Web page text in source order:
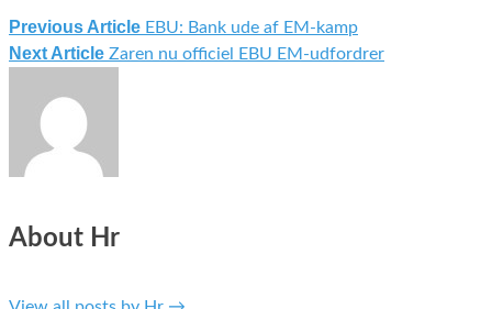
Indlægsnavigation
Previous Article EBU: Bank ude af EM-kamp
Next Article Zaren nu officiel EBU EM-udfordrer
About Hr